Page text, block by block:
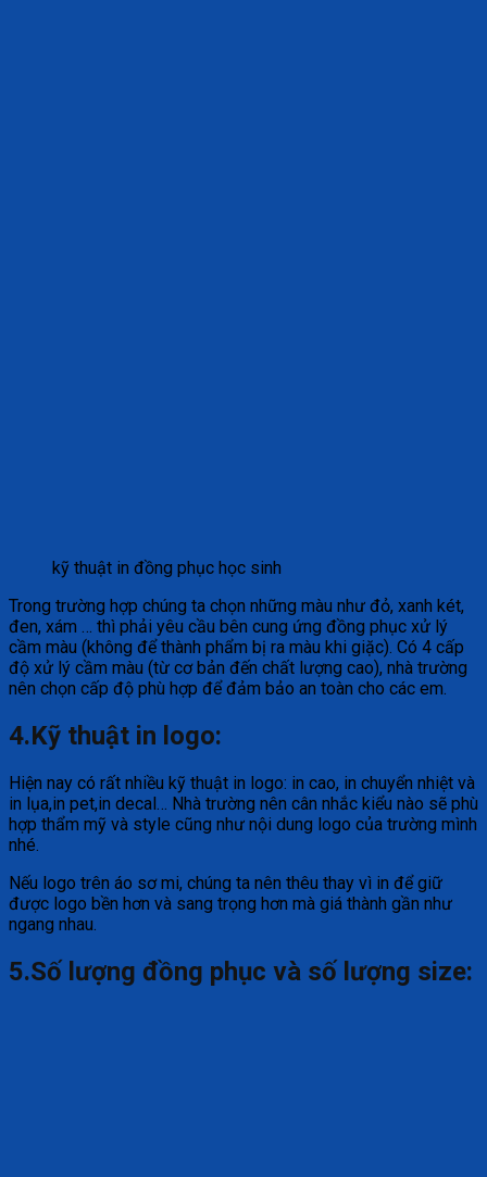
kỹ thuật in đồng phục học sinh
Trong trường hợp chúng ta chọn những màu như đỏ, xanh két,
đen, xám … thì phải yêu cầu bên cung ứng đồng phục xử lý
cầm màu (không để thành phẩm bị ra màu khi giặc). Có 4 cấp
độ xử lý cầm màu (từ cơ bản đến chất lượng cao), nhà trường
nên chọn cấp độ phù hợp để đảm bảo an toàn cho các em.
4.Kỹ thuật in logo:
Hiện nay có rất nhiều kỹ thuật in logo: in cao, in chuyển nhiệt và
in lụa,in pet,in decal… Nhà trường nên cân nhắc kiểu nào sẽ phù
hợp thẩm mỹ và style cũng như nội dung logo của trường mình
nhé.
Nếu logo trên áo sơ mi, chúng ta nên thêu thay vì in để giữ
được logo bền hơn và sang trọng hơn mà giá thành gần như
ngang nhau.
5.Số lượng đồng phục và số lượng size: